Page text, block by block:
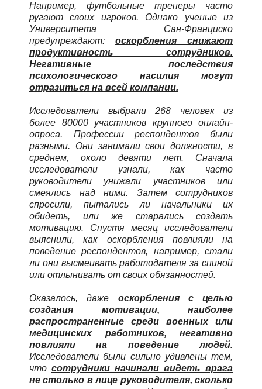
Например, футбольные тренеры часто
ругают своих игроков. Однако ученые из
Университета Сан-Франциско
предупреждают: оскорбления снижают
продуктивность сотрудников.
Негативные последствия
психологического насилия могут
отразиться на всей компании.
Исследователи выбрали 268 человек из
более 80000 участников крупного онлайн-
опроса. Профессии респондентов были
разными. Они занимали свои должности, в
среднем, около девяти лет. Сначала
исследователи узнали, как часто
руководители унижали участников или
смеялись над ними. Затем сотрудников
спросили, пытались ли начальники их
обидеть, или же старались создать
мотивацию. Спустя месяц исследователи
выяснили, как оскорбления повлияли на
поведение респондентов, например, стали
ли они высмеивать работодателя за спиной
или отлынивать от своих обязанностей.
Оказалось, даже оскорбления с целью
создания мотивации, наиболее
распространенные среди военных или
медицинских работников, негативно
повлияли на поведение людей.
Исследователи были сильно удивлены тем,
что сотрудники начинали видеть врага
не столько в лице руководителя, сколько